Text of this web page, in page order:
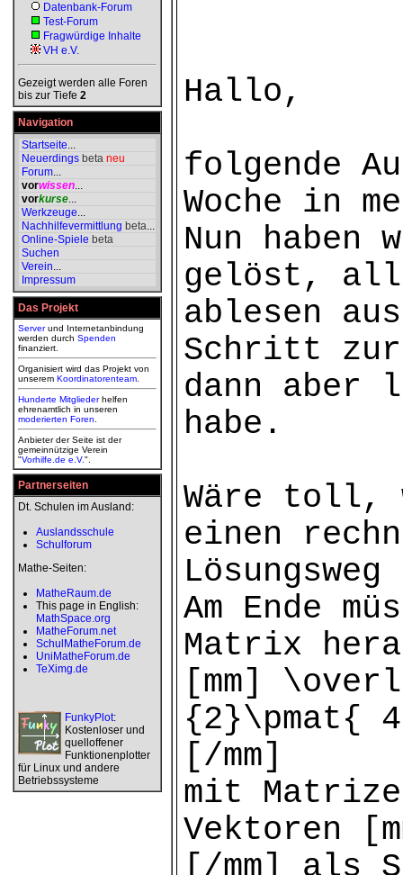
Datenbank-Forum
Test-Forum
Fragwürdige Inhalte
VH e.V.
Gezeigt werden alle Foren
bis zur Tiefe 2
Navigation
Startseite...
Neuerdings beta neu
Forum...
vorwissen...
vorkurse...
Werkzeuge...
Nachhilfevermittlung beta...
Online-Spiele beta
Suchen
Verein...
Impressum
Das Projekt
Serverund Internetanbindung
werden durch Spenden
finanziert.
Organisiert wird das Projekt von
unserem Koordinatorenteam
Hunderte Mitgliederhelfen
ehrenamtlich in unseren
moderierten Foren
Anbieter der Seite ist der
gemeinnützige Verein
"Vorhilfe.de e.V.".
Partnerseiten
Dt. Schulen im Ausland:
Auslandsschule
Schulforum
Mathe-Seiten:
MatheRaum.de
This page in English:
MathSpace.org
MatheForum.net
SchulMatheForum.de
UniMatheForum.de
TeXimg.de
FunkyPlot:
Kostenloser und
quelloffener
Funktionenplotter
für Linux und andere
Betriebssysteme
Hallo,
folgende
Woche in
Nun haben
gelöst,
ablesen
Schritt zur
dann aber
habe.
Wäre toll,
einen
Am Ende
Matrix
[mm]
{2}\pmat{
[/mm]
mit
Vektoren
[/mm] als